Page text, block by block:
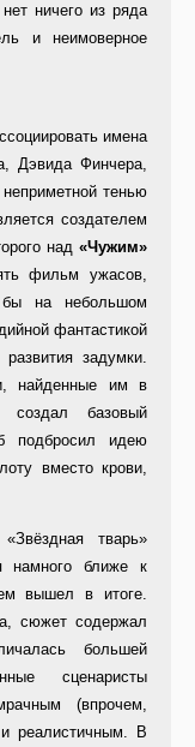
ничего из ряда
и неимоверное
имена
Дэвида Финчера,
тенью
создателем
над «Чужим»
фильм ужасов,
бы на небольшом
фантастикой
задумки.
найденные им в
создал базовый
подбросил идею
вместо крови,
тварь»
намного ближе к
вышел в итоге.
сюжет содержал
большей
сценаристы
(впрочем,
и реалистичным. В